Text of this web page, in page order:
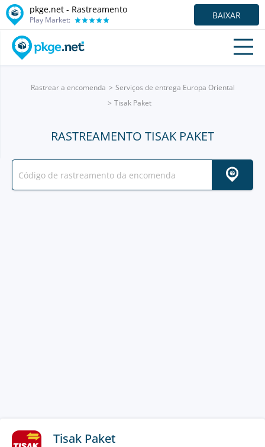
pkge.net - Rastreamento
Play Market: BAIXAR
Rastrear a encomenda
Serviços de entrega Europa Oriental
Tisak Paket
RASTREAMENTO TISAK PAKET
Tisak Paket